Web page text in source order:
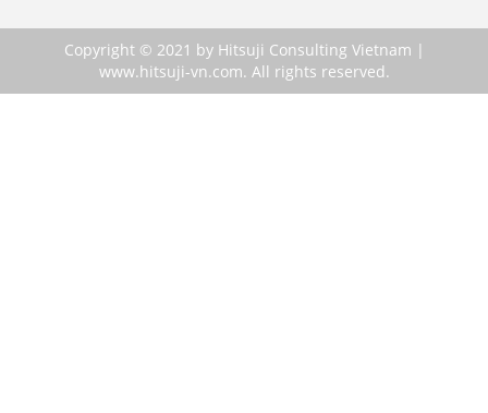
Copyright © 2021 by Hitsuji Consulting Vietnam |
www.hitsuji-vn.com. All rights reserved.